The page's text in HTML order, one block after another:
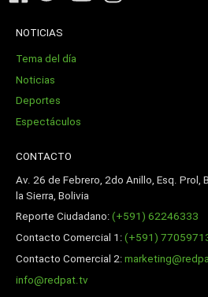
NOTICIAS
Tema del día
Noticias
Deportes
Espectáculos
CONTACTO
Av. 26 de Febrero, 2do Anillo, Esq. Prol,
la Sierra, Bolivia
Reporte Ciudadano:(+591) 62246333
Contacto Comercial 1:(+591)
Contacto Comercial 2:
info@redpat.tv